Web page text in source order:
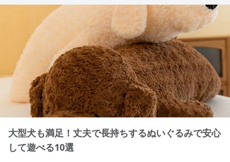
大型犬も満足！丈夫で長持ちするぬいぐるみで安心
して遊べる10選